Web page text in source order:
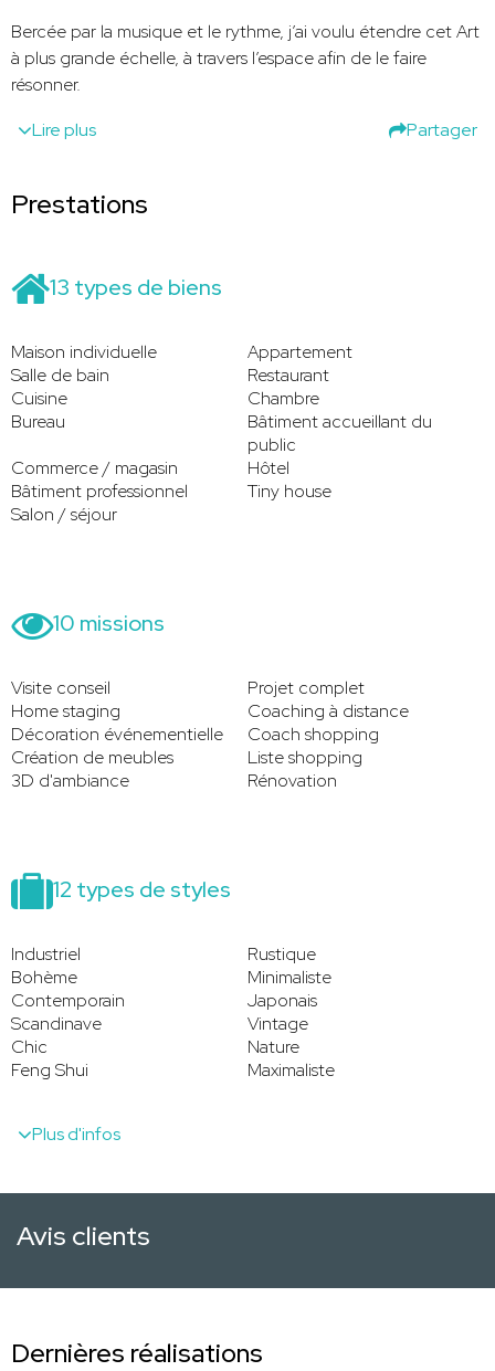
Bercée par la musique et le rythme, j’ai voulu étendre cet Art
à plus grande échelle, à travers l’espace afin de le faire
résonner.
Lire plus
Partager
Prestations
13 types de biens
Maison individuelle
Appartement
Salle de bain
Restaurant
Cuisine
Chambre
Bureau
Bâtiment accueillant du
public
Commerce / magasin
Hôtel
Bâtiment professionnel
Tiny house
Salon / séjour
12 types de styles
Industriel
Rustique
Bohème
Minimaliste
Contemporain
Japonais
Scandinave
Vintage
Chic
Nature
Feng Shui
Maximaliste
10 missions
Visite conseil
Projet complet
Home staging
Coaching à distance
Décoration événementielle
Coach shopping
Création de meubles
Liste shopping
3D d'ambiance
Rénovation
Plus d'infos
Avis clients
Dernières réalisations